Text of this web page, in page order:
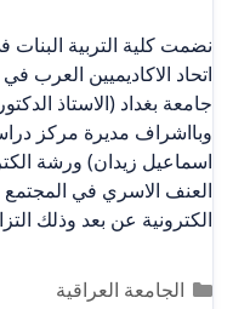
نضمت كلية التربية البنات
اتحاد الاكاديميين العرب
جامعة بغداد (الاستاذ
وبااشراف مديرة مركز
اسماعيل زيدان) ورشة
العنف الاسري في المجتمع
الكترونية عن بعد وذلك
التصنيفات
الجامعة العراقية